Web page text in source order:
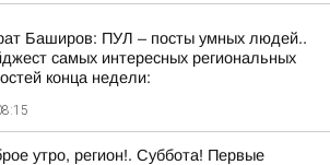
Баширов: ПУЛ – посты умных людей..
самых интересных региональных
конца недели:
утро, регион!. Суббота! Первые